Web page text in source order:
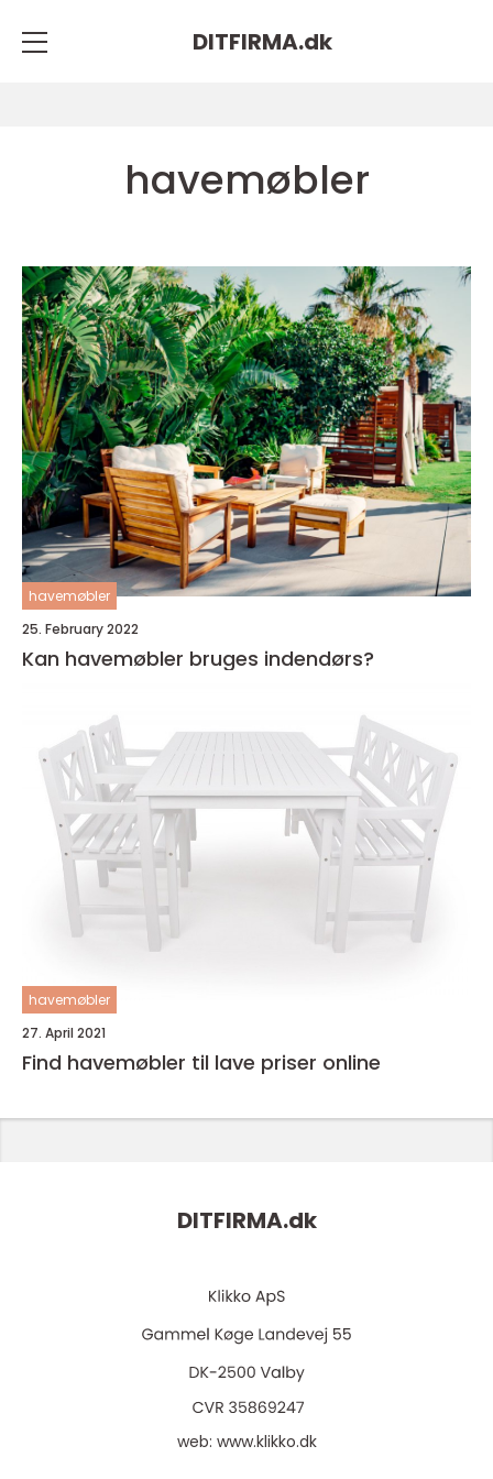
DITFIRMA.dk
havemøbler
havemøbler
25. February 2022
Kan havemøbler bruges indendørs?
havemøbler
27. April 2021
Find havemøbler til lave priser online
DITFIRMA.dk
web: www.klikko.dk